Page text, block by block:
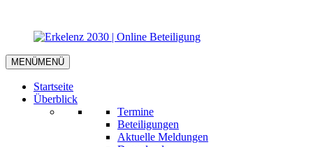
MENÜMENÜ
Startseite
Überblick
Termine
Beteiligungen
Aktuelle Meldungen